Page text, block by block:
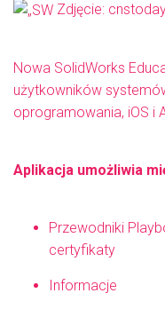
Zdjęcie:
Nowa SolidWorks
użytkowników
oprogramowania, iOS i
Aplikacja umożliwia
Przewodniki
certyfikaty
Informacje